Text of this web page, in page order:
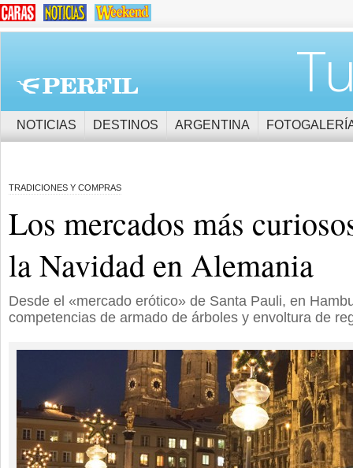
NOTICIAS DESTINOS ARGENTINA
TRADICIONES Y COMPRAS
Los mercados más
la Navidad en Alemania
Desde el «mercado erótico» de Santa Pauli, en
competencias de armado de árboles y envoltura de